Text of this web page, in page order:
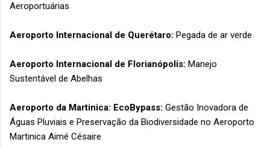
Aeroportuárias
Aeroporto Internacional de Querétaro: Pegada de ar verde
Aeroporto Internacional de Florianópolis: Manejo
Sustentável de Abelhas
Aeroporto da Martinica: EcoBypass: Gestão Inovadora de
Águas Pluviais e Preservação da Biodiversidade no Aeroporto
Martinica Aimé Césaire